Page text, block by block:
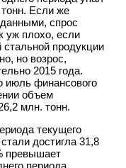
тонн. Если же
спрос
уж плохо, если
стальной продукции
но возрос,
2015 года.
июль финансового
объем
млн. тонн.
текущего
достигла 31,8
превышает
периода.